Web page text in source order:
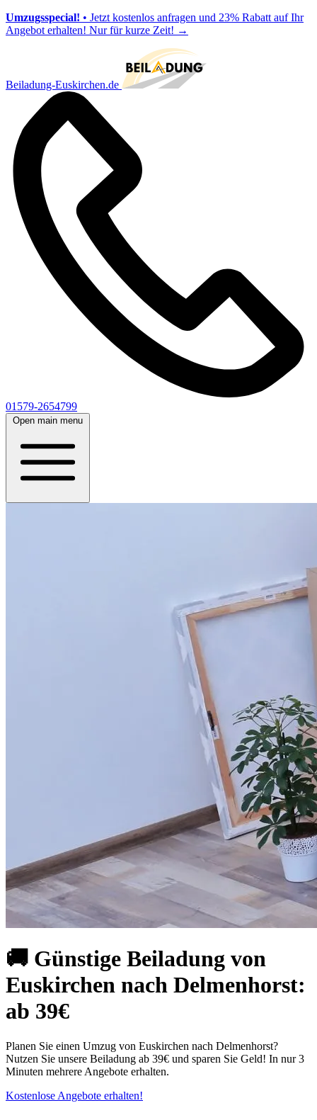
Umzugsspecial! • Jetzt kostenlos anfragen und 23% Rabatt auf Ihr
Angebot erhalten! Nur für kurze Zeit! →
Beiladung-Euskirchen.de
01579-2654799
Open main menu
🚚 Günstige Beiladung von
Euskirchen nach Delmenhorst:
ab 39€
Planen Sie einen Umzug von Euskirchen nach Delmenhorst?
Nutzen Sie unsere Beiladung ab 39€ und sparen Sie Geld! In nur 3
Minuten mehrere Angebote erhalten.
Kostenlose Angebote erhalten!